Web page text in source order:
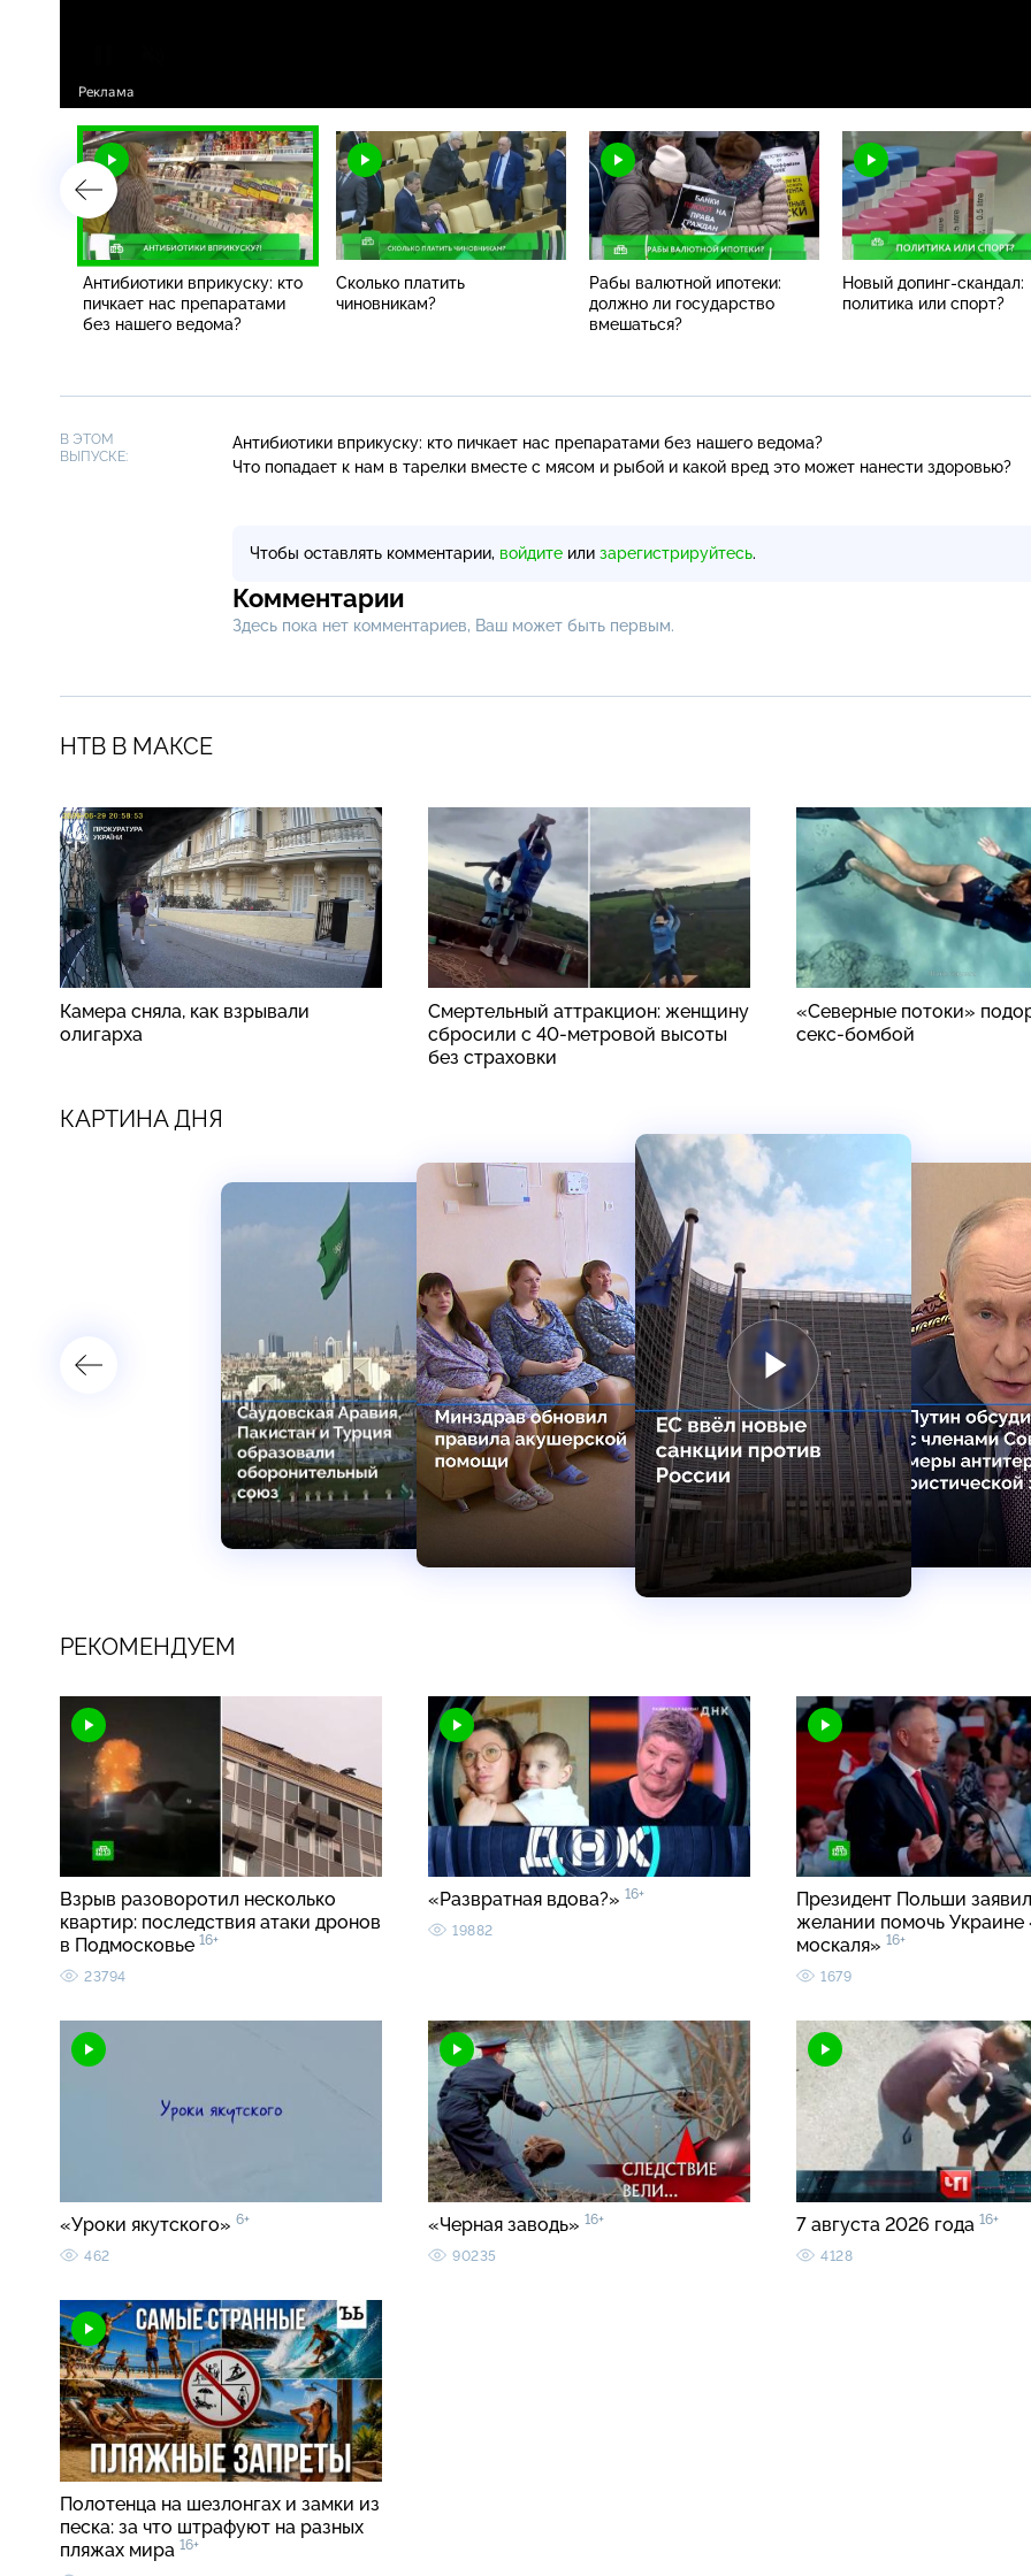
Антибиотики вприкуску: кто
пичкает нас препаратами
без нашего ведома?
Сколько платить
чиновникам?
Рабы валютной ипотеки:
должно ли государство
вмешаться?
Новый допинг-скандал:
политика или спорт?
В ЭТОМ
ВЫПУСКЕ:
Антибиотики вприкуску: кто пичкает нас препаратами без нашего ведома?
Что попадает к нам в тарелки вместе с мясом и рыбой и какой вред это может нанести здоровью?
Чтобы оставлять комментарии, войдите или зарегистрируйтесь.
Комментарии
Здесь пока нет комментариев, Ваш может быть первым.
НТВ В МАКСЕ
Камера сняла, как взрывали
олигарха
Смертельный аттракцион: женщину
сбросили с 40-метровой высоты
без страховки
«Северные потоки»
секс-бомбой
КАРТИНА ДНЯ
РЕКОМЕНДУЕМ
Взрыв разоворотил несколько
квартир: последствия атаки дронов
в Подмосковье 16+
23794
«Развратная вдова?» 16+
19882
Президент Польши
желании помочь Украине
москаля» 16+
1679
«Уроки якутского» 6+
462
«Черная заводь» 16+
90235
7 августа 2026 года 16+
4128
Полотенца на шезлонгах и замки из
песка: за что штрафуют на разных
пляжах мира 16+